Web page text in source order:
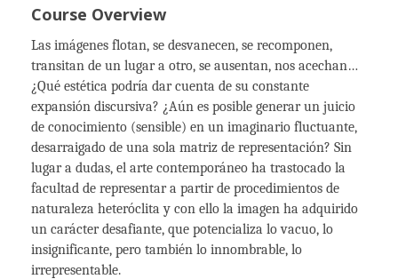
Course Overview
Las imágenes flotan, se desvanecen, se recomponen,
transitan de un lugar a otro, se ausentan, nos acechan…
¿Qué estética podría dar cuenta de su constante
expansión discursiva? ¿Aún es posible generar un juicio
de conocimiento (sensible) en un imaginario fluctuante,
desarraigado de una sola matriz de representación? Sin
lugar a dudas, el arte contemporáneo ha trastocado la
facultad de representar a partir de procedimientos de
naturaleza heteróclita y con ello la imagen ha adquirido
un carácter desafiante, que potencializa lo vacuo, lo
insignificante, pero también lo innombrable, lo
irrepresentable.